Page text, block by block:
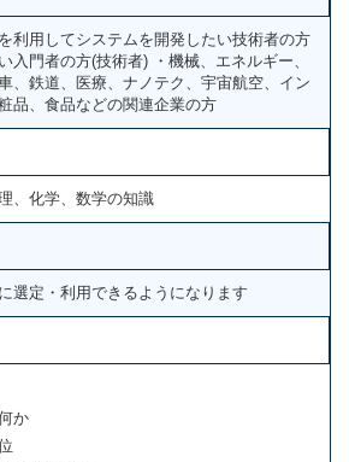
利用してシステムを開発したい技術者の方
入門者の方(技術者) ・機械、エネルギー、
、鉄道、医療、ナノテク、宇宙航空、イン
品、食品などの関連企業の方
、化学、数学の知識
選定・利用できるようになります
か